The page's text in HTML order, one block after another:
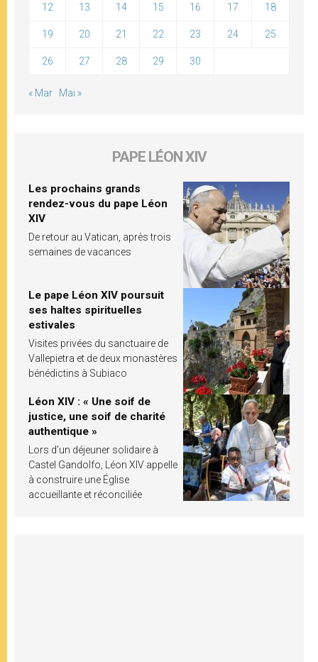
12 13 14 15 16 17 18
19 20 21 22 23 24 25
26 27 28 29 30
« Mar Mai »
PAPE LÉON XIV
Les prochains grands
rendez-vous du pape Léon
XIV
De retour au Vatican, après trois
semaines de vacances
Le pape Léon XIV poursuit
ses haltes spirituelles
estivales
Visites privées du sanctuaire de
Vallepietra et de deux monastères
bénédictins à Subiaco
Léon XIV : « Une soif de
justice, une soif de charité
authentique »
Lors d’un déjeuner solidaire à
Castel Gandolfo, Léon XIV appelle
à construire une Église
accueillante et réconciliée